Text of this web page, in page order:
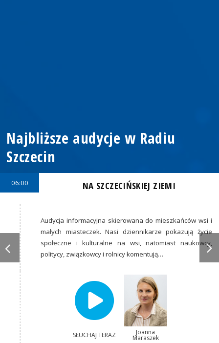
Najbliższe audycje w Radiu
Szczecin
06:00 NA SZCZECIŃSKIEJ ZIEMI
Audycja informacyjna skierowana do mieszkańców wsi i
małych miasteczek. Nasi dziennikarze pokazują życie
społeczne i kulturalne na wsi, natomiast naukowcy,
politycy, związkowcy i rolnicy komentują…
SŁUCHAJ TERAZ Joanna
Maraszek